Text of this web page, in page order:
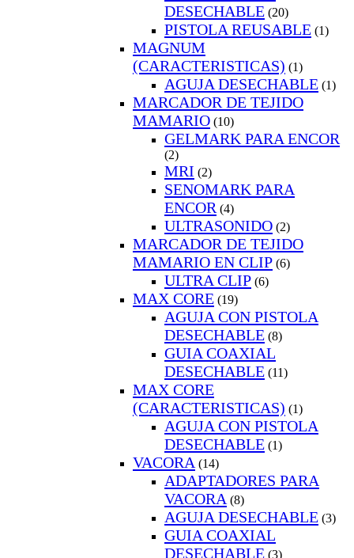
DESECHABLE (20)
PISTOLA REUSABLE (1)
MAGNUM
(CARACTERISTICAS) (1)
AGUJA DESECHABLE (1)
MARCADOR DE TEJIDO
MAMARIO (10)
GELMARK PARA ENCOR
(2)
MRI (2)
SENOMARK PARA
ENCOR (4)
ULTRASONIDO (2)
MARCADOR DE TEJIDO
MAMARIO EN CLIP (6)
ULTRA CLIP (6)
MAX CORE (19)
AGUJA CON PISTOLA
DESECHABLE (8)
GUIA COAXIAL
DESECHABLE (11)
MAX CORE
(CARACTERISTICAS) (1)
AGUJA CON PISTOLA
DESECHABLE (1)
VACORA (14)
ADAPTADORES PARA
VACORA (8)
AGUJA DESECHABLE (3)
GUIA COAXIAL
DESECHABLE (3)